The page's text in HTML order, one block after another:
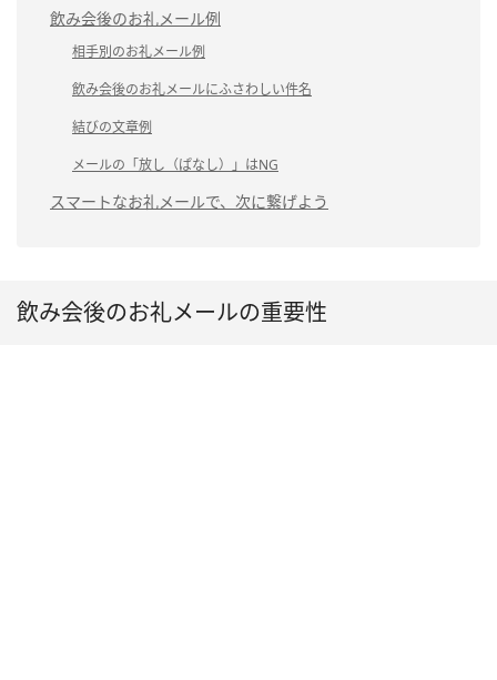
飲み会後のお礼メール例
相手別のお礼メール例
飲み会後のお礼メールにふさわしい件名
結びの文章例
メールの「放し（ぱなし）」はNG
スマートなお礼メールで、次に繋げよう
飲み会後のお礼メールの重要性